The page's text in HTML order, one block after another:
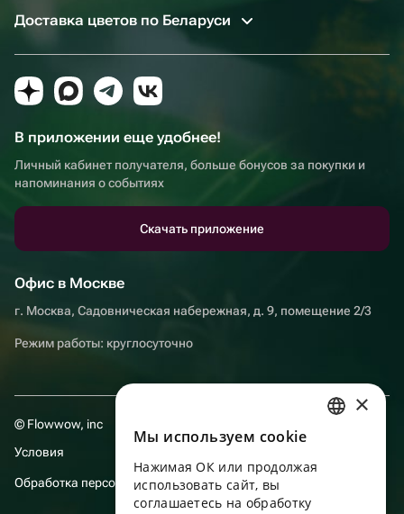
Доставка цветов по Беларуси
В приложении еще удобнее!
Личный кабинет получателя, больше бонусов за покупки и
напоминания о событиях
Скачать приложение
Офис в Москве
г. Москва, Садовническая набережная, д. 9, помещение 2/3
Режим работы: круглосуточно
© Flowwow, inc
Условия
Обработка персональных данных
ENGLISH
UKRAINIAN
×
Мы используем сookie
Нажимая ОК или продолжая
использовать сайт, вы
соглашаетесь на обработку